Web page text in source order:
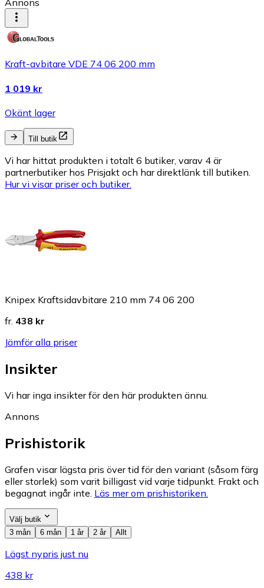
Annons
Kraft-avbitare VDE 74 06 200 mm
1 019 kr
Okänt lager
Till butik
Vi har hittat produkten i totalt 6 butiker, varav 4 är
partnerbutiker hos Prisjakt och har direktlänk till butiken.
Hur vi visar priser och butiker.
Knipex Kraftsidavbitare 210 mm 74 06 200
fr. 438 kr
Jämför alla priser
Insikter
Vi har inga insikter för den här produkten ännu.
Annons
Prishistorik
Grafen visar lägsta pris över tid för den variant (såsom färg
eller storlek) som varit billigast vid varje tidpunkt. Frakt och
begagnat ingår inte. Läs mer om prishistoriken.
Välj butik
3 mån
6 mån 1 år 2 år Allt
Lägst nypris just nu
438 kr